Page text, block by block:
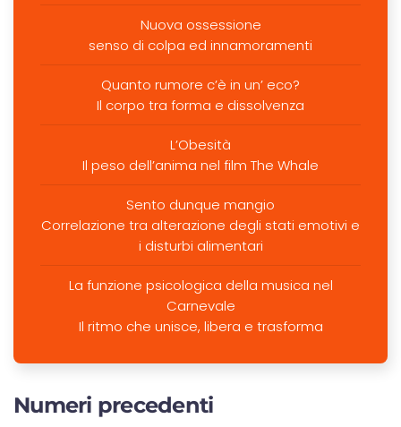
Nuova ossessione
senso di colpa ed innamoramenti
Quanto rumore c’è in un’ eco?
Il corpo tra forma e dissolvenza
L’Obesità
Il peso dell’anima nel film The Whale
Sento dunque mangio
Correlazione tra alterazione degli stati emotivi e
i disturbi alimentari
La funzione psicologica della musica nel
Carnevale
Il ritmo che unisce, libera e trasforma
Numeri precedenti